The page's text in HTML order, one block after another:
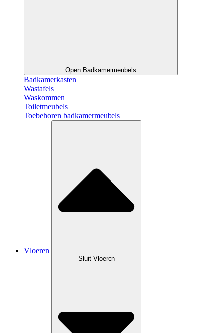
Open Badkamermeubels
Badkamerkasten
Wastafels
Waskommen
Toiletmeubels
Toebehoren badkamermeubels
Vloeren
Sluit Vloeren